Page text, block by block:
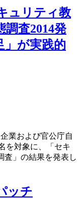
ュリティ教
調査2014発
」が実践的
業および官公庁自
を対象に、「セキ
査」の結果を発表し
ッチ